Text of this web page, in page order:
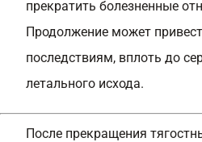
прекратить болезненные
Продолжение может
последствиям, вплоть до
летального исхода.
После прекращения